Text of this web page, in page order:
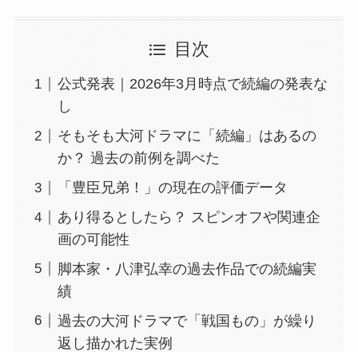
目次
公式発表｜2026年3月時点で続編の発表な
し
そもそも大河ドラマに「続編」はあるの
か？ 過去の前例を調べた
「豊臣兄弟！」の現在の評価データ
あり得るとしたら？ スピンオフや関連企
画の可能性
脚本家・八津弘幸の過去作品での続編実
績
過去の大河ドラマで「戦国もの」が繰り
返し描かれた実例